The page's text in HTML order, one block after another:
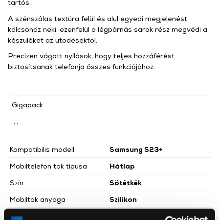
Gigapack
Kompatibilis modell
Samsung S23+
Mobiltelefon tok típusa
Hátlap
Szín
Sötétkék
Mobiltok anyaga
Szilikon
tartós.
A szénszálas textúra felül és alul egyedi megjelenést
kölcsönöz neki, ezenfelül a légpárnás sarok rész megvédi a
készüléket az ütődésektől.
Precízen vágott nyílások, hogy teljes hozzáférést
biztosítsanak telefonja összes funkciójához.